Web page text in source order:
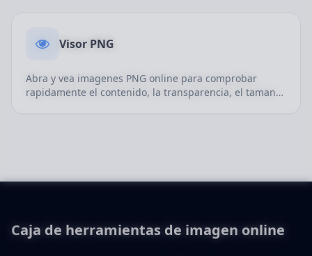
Visor PNG
Abra y vea imagenes PNG online para comprobar
rapidamente el contenido, la transparencia, el tamano
Caja de herramientas de imagen online